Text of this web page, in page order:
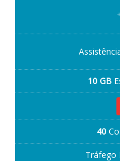
10 GB
40
Tráfego